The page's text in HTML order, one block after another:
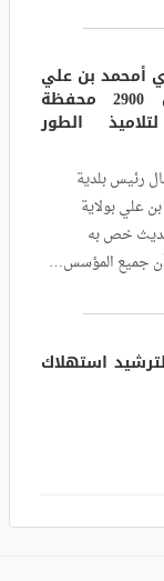
أمحمد بن علي
: تخصيص 2900 محفظة
الطور
رئيس بلدية
علي بولاية
خص به
جميع المؤسس…
استهلاك